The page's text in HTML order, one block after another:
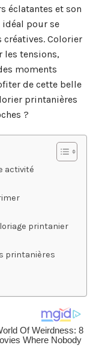
éclatantes et son
idéal pour se
Colorier
les tensions,
moments
de cette belle
printanières
?
activité
printanier
printanières